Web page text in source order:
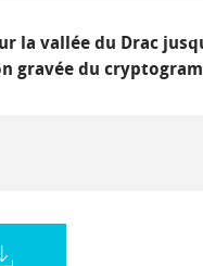
la vallée du Drac
gravée du